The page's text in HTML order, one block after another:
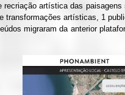
recriação artística das
transformações artísticas, 1
migraram da anterior